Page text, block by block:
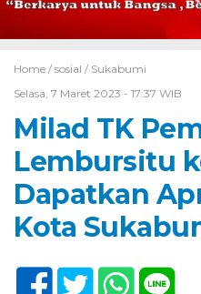
Home / sosial / Sukabumi
Selasa, 7 Maret 2023 - 17:37 WIB
Milad TK
Lembursitu
Dapatkan
Kota